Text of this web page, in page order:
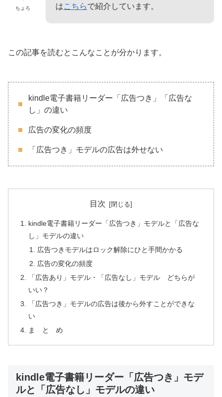
ちょろ
はこちらで紹介しています。
この記事を読むとこんなことが分かります。
kindle電子書籍リーダー「広告つき」「広告な
し」の違い
広告の変化の頻度
「広告つき」モデルの広告は外せない
目次
kindle電子書籍リーダー「広告つき」モデルと「広告な
し」モデルの違い
広告つきモデルはロック解除にひと手間かかる
広告の変化の頻度
「広告あり」モデル・「広告なし」モデル どちらが
いい？
「広告つき」モデルの広告は後から外すことができな
い
ま と め
kindle電子書籍リーダー「広告つき」モデ
ルと「広告なし」モデルの違い